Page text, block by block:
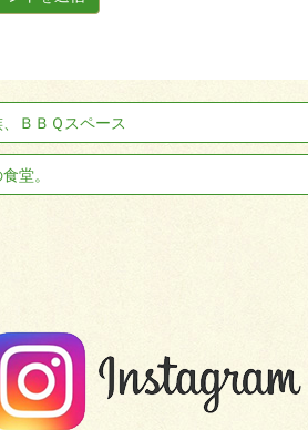
ＢＢＱスペース
堂。